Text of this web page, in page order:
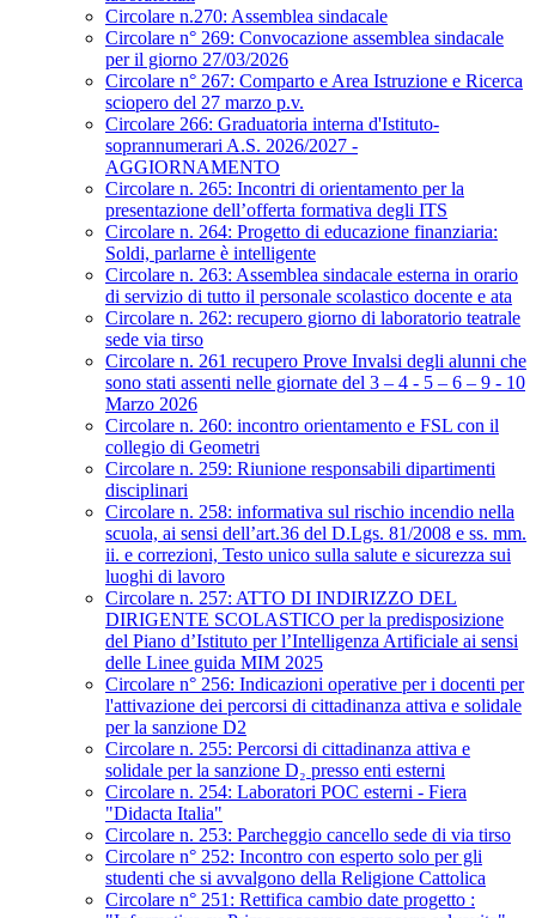
Circolare n.270: Assemblea sindacale
Circolare n° 269: Convocazione assemblea sindacale
per il giorno 27/03/2026
Circolare n° 267: Comparto e Area Istruzione e Ricerca
sciopero del 27 marzo p.v.
Circolare 266: Graduatoria interna d'Istituto-
soprannumerari A.S. 2026/2027 -
AGGIORNAMENTO
Circolare n. 265: Incontri di orientamento per la
presentazione dell’offerta formativa degli ITS
Circolare n. 264: Progetto di educazione finanziaria:
Soldi, parlarne è intelligente
Circolare n. 263: Assemblea sindacale esterna in orario
di servizio di tutto il personale scolastico docente e ata
Circolare n. 262: recupero giorno di laboratorio teatrale
sede via tirso
Circolare n. 261 recupero Prove Invalsi degli alunni che
sono stati assenti nelle giornate del 3 – 4 - 5 – 6 – 9 - 10
Marzo 2026
Circolare n. 260: incontro orientamento e FSL con il
collegio di Geometri
Circolare n. 259: Riunione responsabili dipartimenti
disciplinari
Circolare n. 258: informativa sul rischio incendio nella
scuola, ai sensi dell’art.36 del D.Lgs. 81/2008 e ss. mm.
ii. e correzioni, Testo unico sulla salute e sicurezza sui
luoghi di lavoro
Circolare n. 257: ATTO DI INDIRIZZO DEL
DIRIGENTE SCOLASTICO per la predisposizione
del Piano d’Istituto per l’Intelligenza Artificiale ai sensi
delle Linee guida MIM 2025
Circolare n° 256: Indicazioni operative per i docenti per
l'attivazione dei percorsi di cittadinanza attiva e solidale
per la sanzione D2
Circolare n. 255: Percorsi di cittadinanza attiva e
solidale per la sanzione D₂ presso enti esterni
Circolare n. 254: Laboratori POC esterni - Fiera
"Didacta Italia"
Circolare n. 253: Parcheggio cancello sede di via tirso
Circolare n° 252: Incontro con esperto solo per gli
studenti che si avvalgono della Religione Cattolica
Circolare n° 251: Rettifica cambio date progetto :